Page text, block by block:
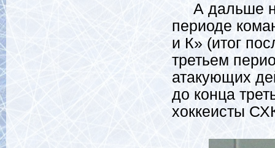
А дальше
периоде
и К» (итог
третьем
атакующих
до конца
хоккеисты